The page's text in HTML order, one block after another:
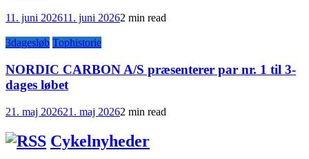
11. juni 202611. juni 20262 min read
3dagesløb Tophistorie
NORDIC CARBON A/S præsenterer par nr. 1 til 3-
dages løbet
21. maj 202621. maj 20262 min read
Cykelnyheder